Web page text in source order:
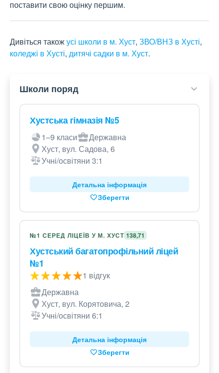
поставити свою оцінку першим.
Дивіться такожусі школи в м. Хуст, ЗВО/ВНЗ в Хусті,
коледжі в Хусті, дитячі садки в м. Хуст.
Школи поряд
Хустська гімназія №5
1–9 класи
Державна
Хуст, вул. Садова, 6
Учні/освітяни 3:1
Детальна інформація
Зберегти
№1 СЕРЕД ЛІЦЕЇВ У М. ХУСТ 138,71
Хустський багатопрофільний ліцей
№1
1 відгук
Державна
Хуст, вул. Корятовича, 2
Учні/освітяни 6:1
Детальна інформація
Зберегти